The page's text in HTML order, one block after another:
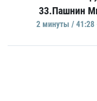
33.Пашнин
2 минуты / 41:28